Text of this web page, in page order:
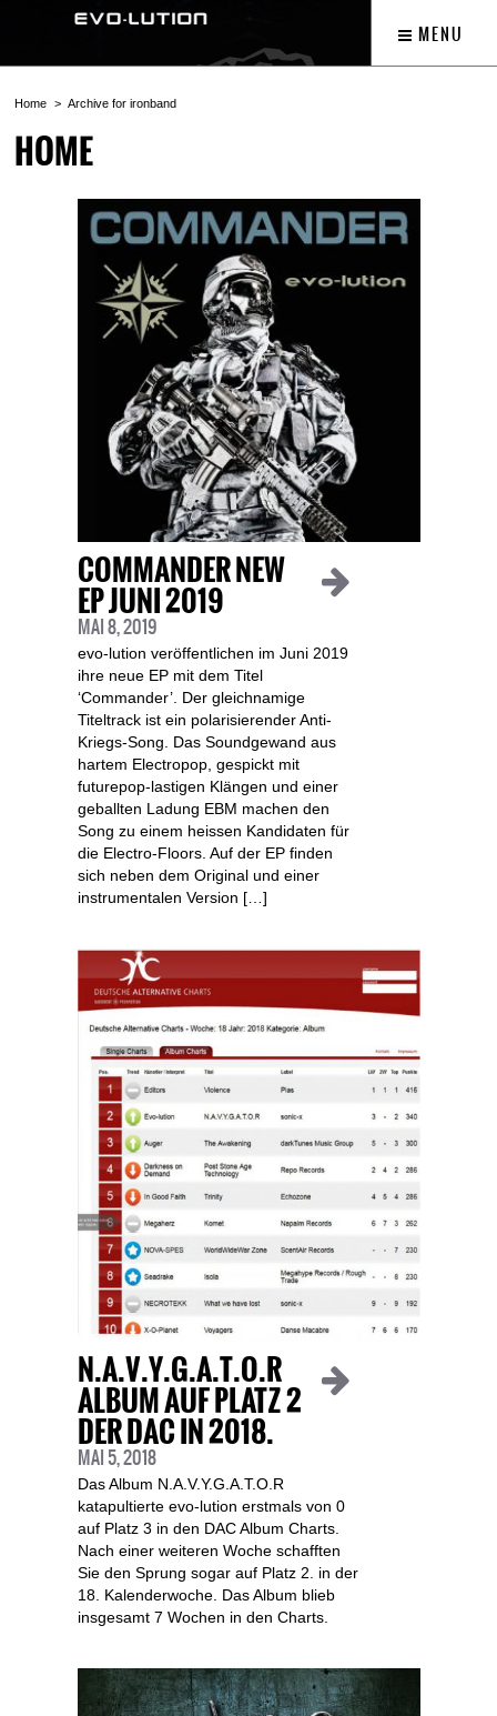
MENU
Home Archive for ironband
HOME
COMMANDER NEW
EP JUNI 2019
MAI 8, 2019
evo-lution veröffentlichen im Juni 2019
ihre neue EP mit dem Titel
‘Commander’. Der gleichnamige
Titeltrack ist ein polarisierender Anti-
Kriegs-Song. Das Soundgewand aus
hartem Electropop, gespickt mit
futurepop-lastigen Klängen und einer
geballten Ladung EBM machen den
Song zu einem heissen Kandidaten für
die Electro-Floors. Auf der EP finden
sich neben dem Original und einer
instrumentalen Version […]
N.A.V.Y.G.A.T.O.R
ALBUM AUF PLATZ 2
DER DAC IN 2018.
MAI 5, 2018
Das Album N.A.V.Y.G.A.T.O.R
katapultierte evo-lution erstmals von 0
auf Platz 3 in den DAC Album Charts.
Nach einer weiteren Woche schafften
Sie den Sprung sogar auf Platz 2. in der
18. Kalenderwoche. Das Album blieb
insgesamt 7 Wochen in den Charts.